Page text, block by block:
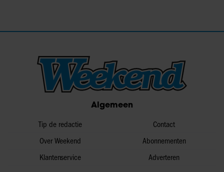
Algemeen
Tip de redactie
Over Weekend
Klantenservice
Contact
Abonnementen
Adverteren